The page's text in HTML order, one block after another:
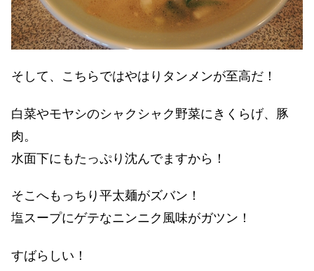
そして、こちらではやはりタンメンが至高だ！
白菜やモヤシのシャクシャク野菜にきくらげ、豚
肉。
水面下にもたっぷり沈んでますから！
そこへもっちり平太麺がズバン！
塩スープにゲテなニンニク風味がガツン！
すばらしい！